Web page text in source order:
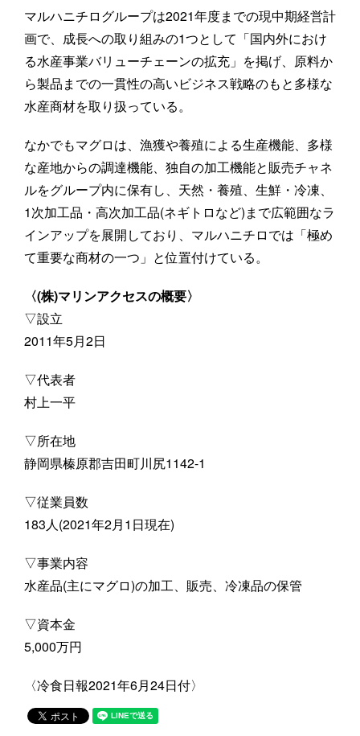
マルハニチログループは2021年度までの現中期経営計
画で、成長への取り組みの1つとして「国内外におけ
る水産事業バリューチェーンの拡充」を掲げ、原料か
ら製品までの一貫性の高いビジネス戦略のもと多様な
水産商材を取り扱っている。
なかでもマグロは、漁獲や養殖による生産機能、多様
な産地からの調達機能、独自の加工機能と販売チャネ
ルをグループ内に保有し、天然・養殖、生鮮・冷凍、
1次加工品・高次加工品(ネギトロなど)まで広範囲なラ
インアップを展開しており、マルハニチロでは「極め
て重要な商材の一つ」と位置付けている。
〈(株)マリンアクセスの概要〉
▽設立
2011年5月2日
▽代表者
村上一平
▽所在地
静岡県榛原郡吉田町川尻1142-1
▽従業員数
183人(2021年2月1日現在)
▽事業内容
水産品(主にマグロ)の加工、販売、冷凍品の保管
▽資本金
5,000万円
〈冷食日報2021年6月24日付〉